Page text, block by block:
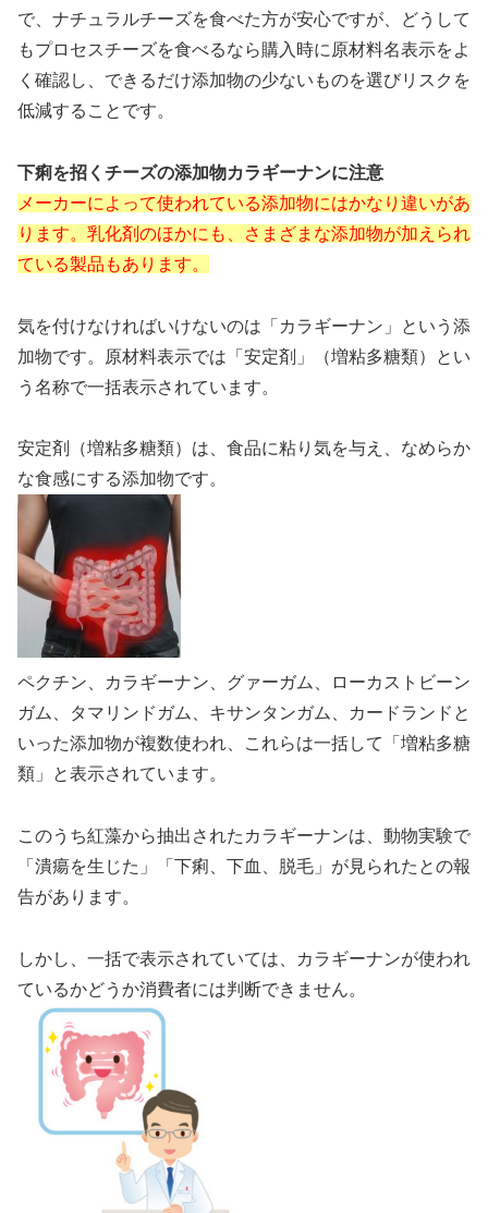
で、ナチュラルチーズを食べた方が安心ですが、どうして
もプロセスチーズを食べるなら購入時に原材料名表示をよ
く確認し、できるだけ添加物の少ないものを選びリスクを
低減することです。
下痢を招くチーズの添加物カラギーナンに注意
メーカーによって使われている添加物にはかなり違いがあ
ります。乳化剤のほかにも、さまざまな添加物が加えられ
ている製品もあります。
気を付けなければいけないのは「カラギーナン」という添
加物です。原材料表示では「安定剤」（増粘多糖類）とい
う名称で一括表示されています。
安定剤（増粘多糖類）は、食品に粘り気を与え、なめらか
な食感にする添加物です。
ペクチン、カラギーナン、グァーガム、ローカストビーン
ガム、タマリンドガム、キサンタンガム、カードランドと
いった添加物が複数使われ、これらは一括して「増粘多糖
類」と表示されています。
このうち紅藻から抽出されたカラギーナンは、動物実験で
「潰瘍を生じた」「下痢、下血、脱毛」が見られたとの報
告があります。
しかし、一括で表示されていては、カラギーナンが使われ
ているかどうか消費者には判断できません。